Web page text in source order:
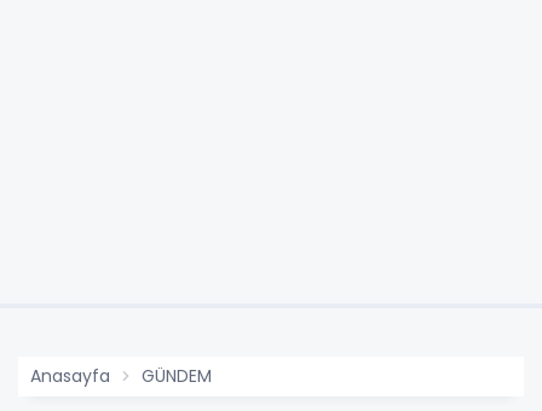
Anasayfa GÜNDEM